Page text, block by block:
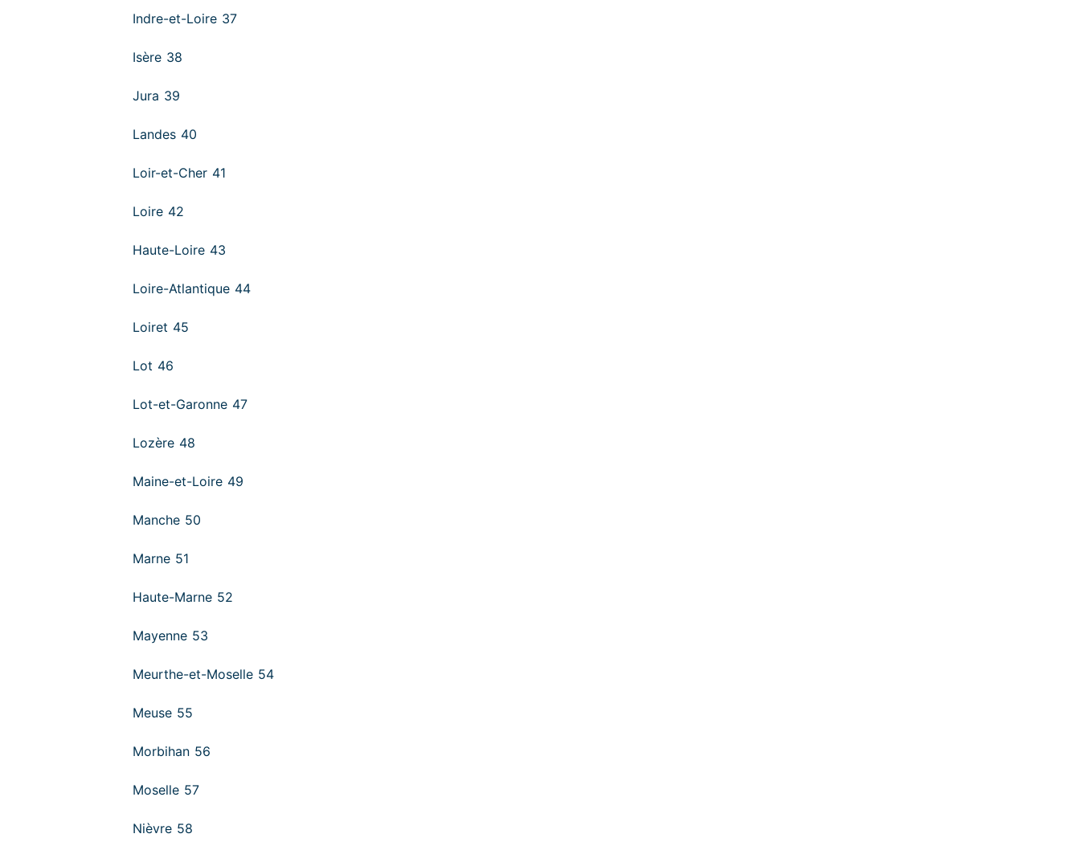
Indre-et-Loire 37
Isère 38
Jura 39
Landes 40
Loir-et-Cher 41
Loire 42
Haute-Loire 43
Loire-Atlantique 44
Loiret 45
Lot 46
Lot-et-Garonne 47
Lozère 48
Maine-et-Loire 49
Manche 50
Marne 51
Haute-Marne 52
Mayenne 53
Meurthe-et-Moselle 54
Meuse 55
Morbihan 56
Moselle 57
Nièvre 58